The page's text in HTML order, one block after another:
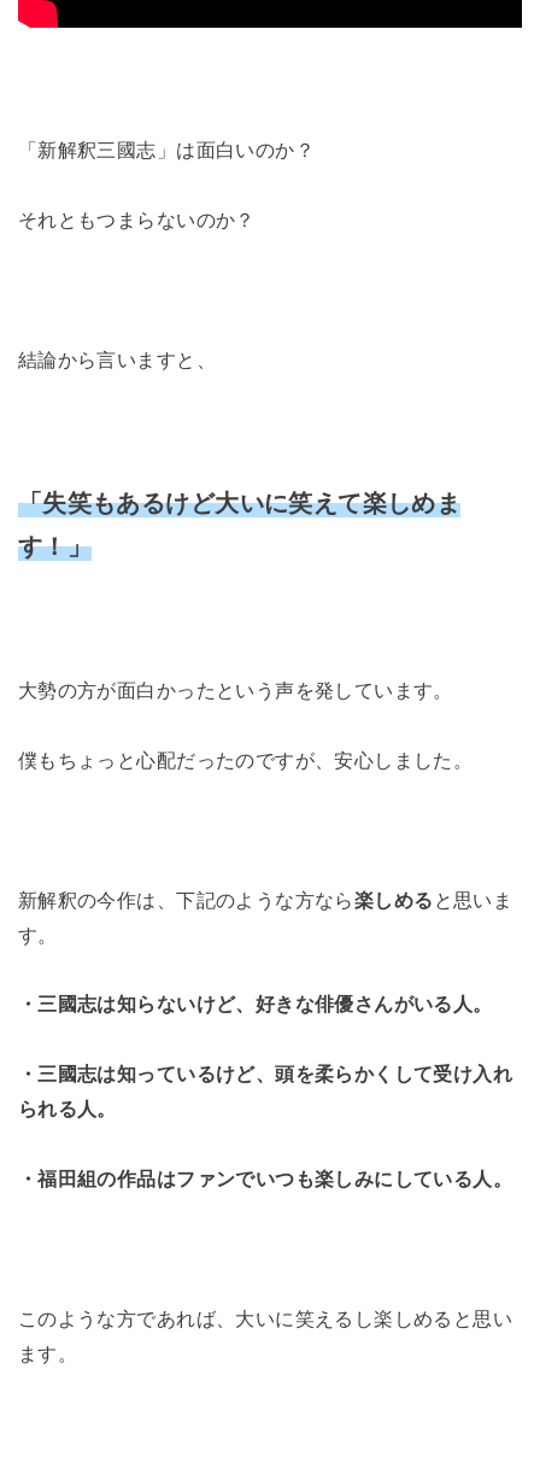
「新解釈三國志」は面白いのか？
それともつまらないのか？
結論から言いますと、
「失笑もあるけど大いに笑えて楽しめま
す！」
大勢の方が面白かったという声を発しています。
僕もちょっと心配だったのですが、安心しました。
新解釈の今作は、下記のような方なら楽しめる と思いま
す。
・三國志は知らないけど、好きな俳優さんがいる人。
・三國志は知っているけど、頭を柔らかくして受け入れ
られる人。
・福田組の作品はファンでいつも楽しみにしている人。
このような方であれば、大いに笑えるし楽しめると思い
ます。